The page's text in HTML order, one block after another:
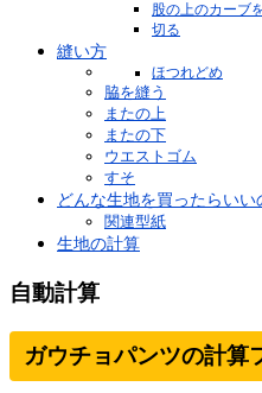
股の上のカーブ
切る
縫い方
ほつれどめ
脇を縫う
またの上
またの下
ウエストゴム
すそ
どんな生地を買ったらい
関連型紙
生地の計算
自動計算
ガウチョパンツの計算